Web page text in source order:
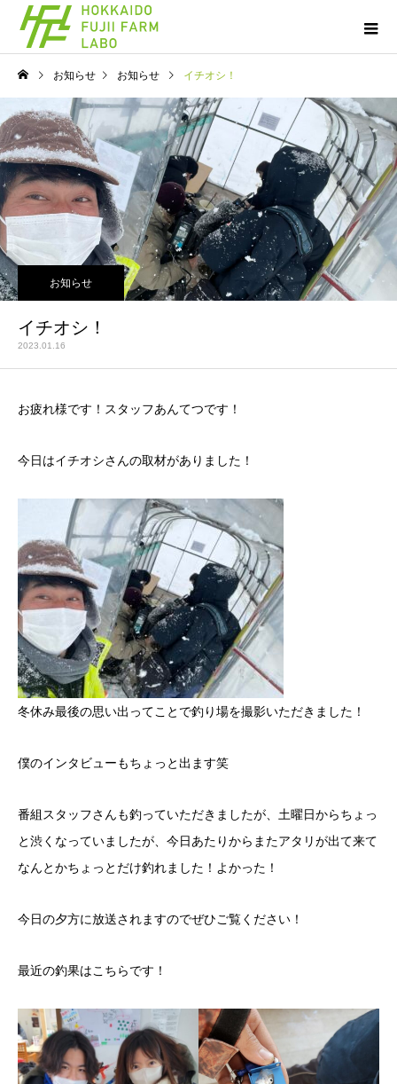
お知らせ お知らせ イチオシ！
お知らせ
イチオシ！
2023.01.16
お疲れ様です！スタッフあんてつです！
今日はイチオシさんの取材がありました！
冬休み最後の思い出ってことで釣り場を撮影いただきました！
僕のインタビューもちょっと出ます笑
番組スタッフさんも釣っていただきましたが、土曜日からちょっ
と渋くなっていましたが、今日あたりからまたアタリが出て来て
なんとかちょっとだけ釣れました！よかった！
今日の夕方に放送されますのでぜひご覧ください！
最近の釣果はこちらです！